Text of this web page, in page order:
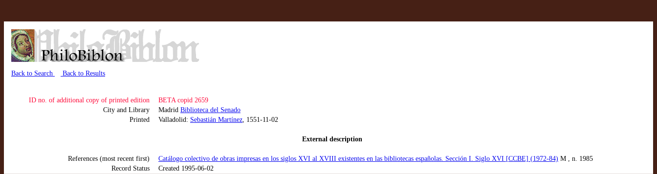
Back to Search Back to Results
ID no. of additional copy of printed edition
BETA copid 2659
City and Library
Madrid Biblioteca del Senado
Printed
Valladolid: Sebastián Martínez, 1551-11-02
External description
References (most recent first) Catálogo colectivo de obras impresas en los siglos XVI al XVIII existentes en las bibliotecas españolas. Sección I. Siglo XVI [CCBE] (1972-84) M , n. 1985
Record Status
Created 1995-06-02